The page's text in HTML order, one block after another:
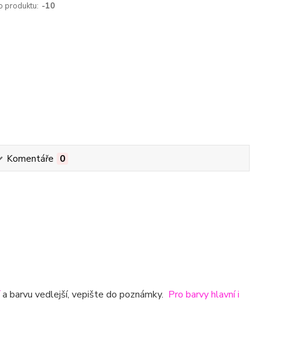
produktu: -10
Komentáře 0
a barvu vedlejší, vepište do poznámky. Pro barvy hlavní i